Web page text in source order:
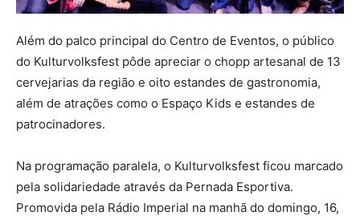
Além do palco principal do Centro de Eventos, o público
do Kulturvolksfest pôde apreciar o chopp artesanal de 13
cervejarias da região e oito estandes de gastronomia,
além de atrações como o Espaço Kids e estandes de
patrocinadores.
Na programação paralela, o Kulturvolksfest ficou marcado
pela solidariedade através da Pernada Esportiva.
Promovida pela Rádio Imperial na manhã do domingo, 16,